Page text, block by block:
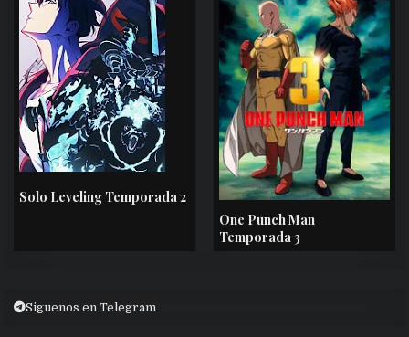
Solo Leveling Temporada 2
One Punch Man
Temporada 3
Siguenos en Telegram